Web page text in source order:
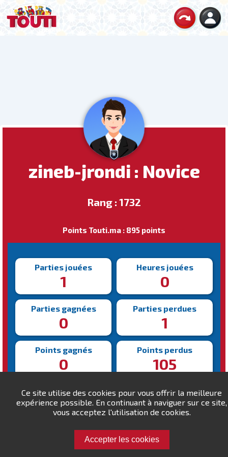
Ce site utilise des cookies pour vous offrir la meilleure
expérience possible. En continuant à naviguer sur ce site,
vous acceptez l'utilisation de cookies.
Accepter les cookies
zineb-jrondi : Novice
Rang : 1732
Points Touti.ma : 895 points
Parties jouées
1
Heures jouées
0
Parties gagnées
0
Parties perdues
1
Points gagnés
0
Points perdus
105
Victoire la plus rapide
N/A
Victoire la plus lente
N/A
Défiez zineb-jrondi !